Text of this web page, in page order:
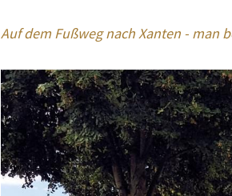
Auf dem Fußweg nach Xanten - man